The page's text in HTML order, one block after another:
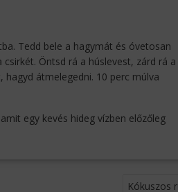
Tedd bele a hagymát és óvetosan
Öntsd rá a húslevest, zárd rá
átmelegedni. 10 perc múlva
egy kevés hideg vízben előzőleg
Kókuszos